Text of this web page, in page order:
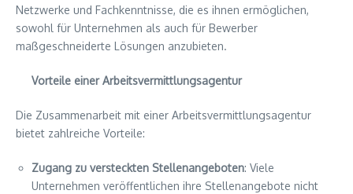
Netzwerke und Fachkenntnisse, die es ihnen ermöglichen,
sowohl für Unternehmen als auch für Bewerber
maßgeschneiderte Lösungen anzubieten.
Vorteile einer Arbeitsvermittlungsagentur
Die Zusammenarbeit mit einer Arbeitsvermittlungsagentur
bietet zahlreiche Vorteile:
Zugang zu versteckten Stellenangeboten: Viele
Unternehmen veröffentlichen ihre Stellenangebote nicht